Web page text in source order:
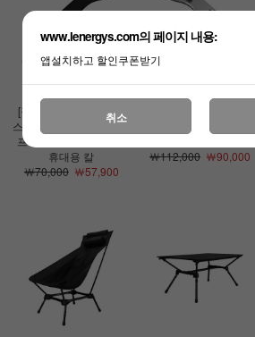
[정품][스파이더코]그래
스호퍼 G10(F) 폴딩 나이
프 EDC 등산 캠핑 낚시
휴대용 칼
￦70,000￦57,900
￦112,000 ￦90,000
www.lenergys.com의 페이지 내용:
앱설치하고 할인쿠폰받기
취소